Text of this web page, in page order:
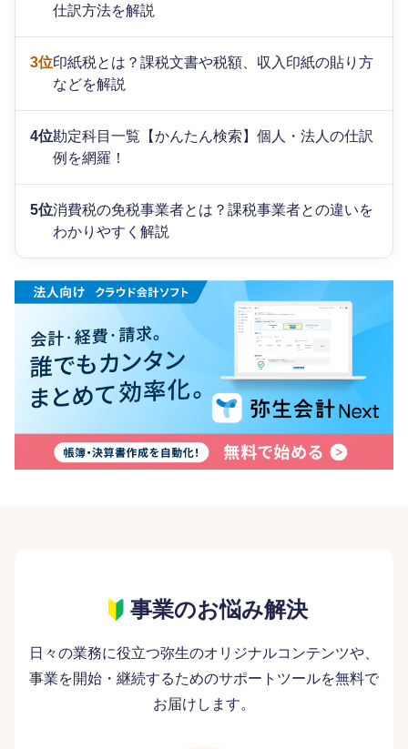
仕訳方法を解説
3位印紙税とは？課税文書や税額、収入印紙の貼り方
などを解説
4位勘定科目一覧【かんたん検索】個人・法人の仕訳
例を網羅！
5位消費税の免税事業者とは？課税事業者との違いを
わかりやすく解説
事業のお悩み解決
日々の業務に役立つ弥生のオリジナルコンテンツや、
事業を開始・継続するためのサポートツールを無料で
お届けします。